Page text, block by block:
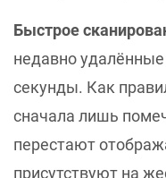
Быстрое
недавно
секунды. Как
сначала лишь
перестают
присутствуют на